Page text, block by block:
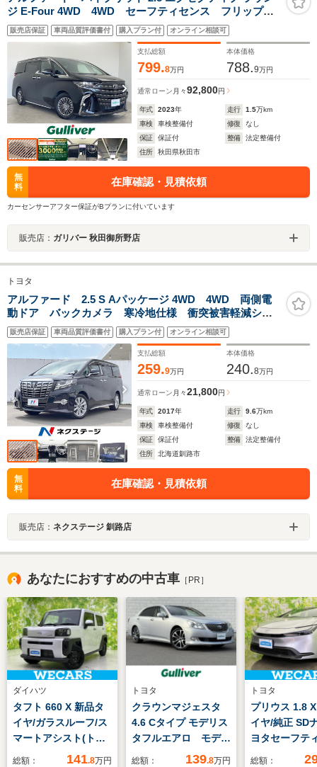
ジ E-Four 4WD 4WD セーフティセンス フリップダ
ウンモニター 純正SDナビ 全方位カメラ 両側パワー
スライドドア レーダークルーズコントロール LEDオ
ートライト 革シート シートヒーター ステアリング
スイッチ
販売店保証 車両品質評価書付 購入プラン付 オンライン相談可
支払総額
799.8万円
本体価格
788.9万円
通常ローン 月々92,800円
年式 2023年 走行 1.5万km
車検
車検整備付 修復
なし
保証
保証付 整備
法定整備付
住所
秋田県秋田市
無
料
在庫確認・見積依頼
カーセンサーアフター保証がBプランに付いています
販売店： ガリバー 秋田御所野店
トヨタ
アルファード 2.5 S Aパッケージ 4WD 4WD 両側電
動ドア バックカメラ 寒冷地仕様 衝突被害軽減シス
テム スマートキー LEDヘッド ビルトインETC ク
ルコン 純正18インチアルミ オートライト デュアル
エアコン Bluetooth
販売店保証 車両品質評価書付 購入プラン付 オンライン相談可
支払総額
259.9万円
本体価格
240.8万円
通常ローン 月々21,800円
年式 2017年 走行 9.6万km
車検
車検整備付 修復
なし
保証
保証付 整備
法定整備付
住所
北海道釧路市
無
料
在庫確認・見積依頼
販売店： ネクステージ 釧路店
あなたにおすすめの中古車 ［PR］
ダイハツ
タフト 660 X 新品タ
イヤ/ガラスルーフ/ス
マートアシスト(トヨ
タ・ダイハツ)/ヘッド
総額： 141.8万円
トヨタ
クラウンマジェスタ
4.6 Cタイプ モデリス
タフルエアロ モデリ
スタマフラー ベージ
総額： 139.8万円
トヨタ
プリウス 1.8
イヤ/純正 SD
ヨタセーフテ
ス/車線逸脱防
総額：